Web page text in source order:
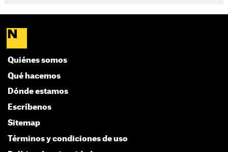
Quiénes somos
Qué hacemos
Dónde estamos
Escríbenos
Sitemap
Términos y condiciones de uso